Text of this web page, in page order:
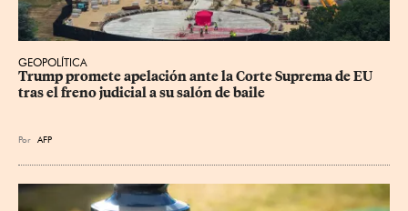
GEOPOLÍTICA
Trump promete apelación ante la Corte Suprema de EU
tras el freno judicial a su salón de baile
Por AFP